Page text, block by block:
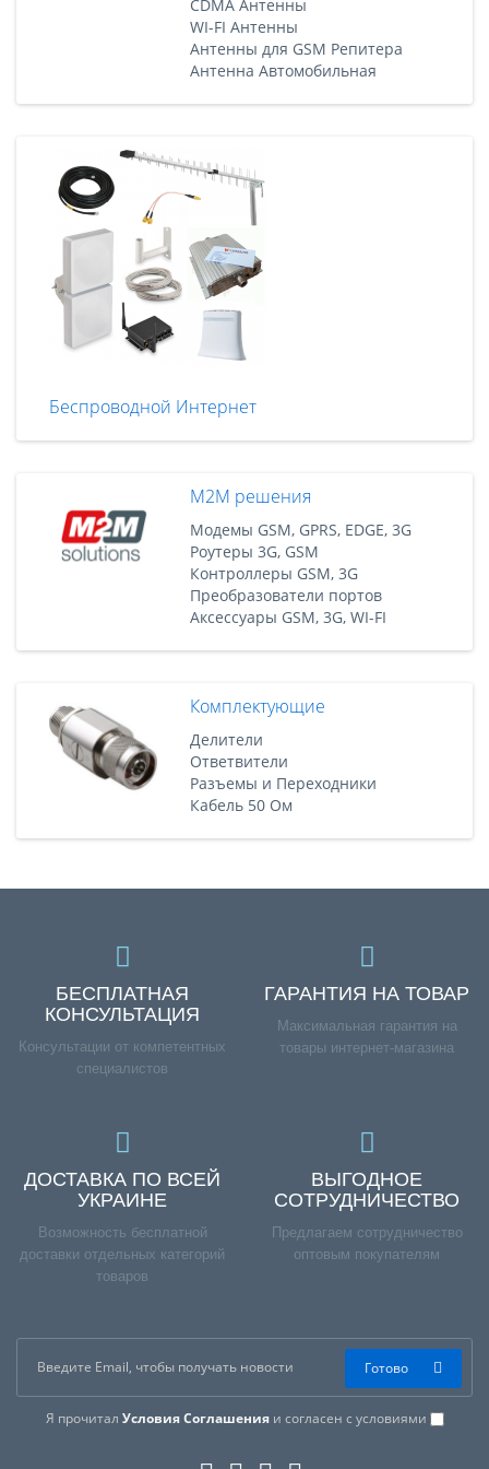
CDMA Антенны
WI-FI Антенны
Антенны для GSM Репитера
Антенна Автомобильная
Беспроводной Интернет
M2M решения
Модемы GSM, GPRS, EDGE, 3G
Роутеры 3G, GSM
Контроллеры GSM, 3G
Преобразователи портов
Аксессуары GSM, 3G, WI-FI
Комплектующие
Делители
Ответвители
Разъемы и Переходники
Кабель 50 Ом
БЕСПЛАТНАЯ
КОНСУЛЬТАЦИЯ
Консультации от компетентных
специалистов
ГАРАНТИЯ НА ТОВАР
Максимальная гарантия на
товары интернет-магазина
ДОСТАВКА ПО ВСЕЙ
УКРАИНЕ
Возможность бесплатной
доставки отдельных категорий
товаров
ВЫГОДНОЕ
СОТРУДНИЧЕСТВО
Предлагаем сотрудничество
оптовым покупателям
Я прочитал Условия Соглашенияи согласен с условиями
Готово